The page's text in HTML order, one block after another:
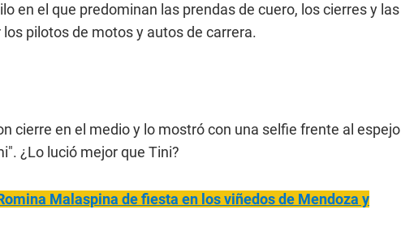
en el que predominan las prendas de cuero, los cierres y las
pilotos de motos y autos de carrera.
cierre en el medio y lo mostró con una selfie frente al espejo
¿Lo lució mejor que Tini?
ina Malaspina de fiesta en los viñedos de Mendoza y